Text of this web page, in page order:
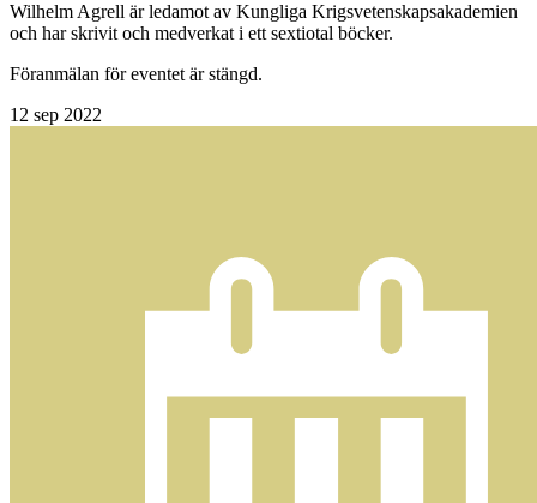
Wilhelm Agrell är ledamot av Kungliga Krigsvetenskapsakademien
och har skrivit och medverkat i ett sextiotal böcker.
Föranmälan för eventet är stängd.
12 sep 2022